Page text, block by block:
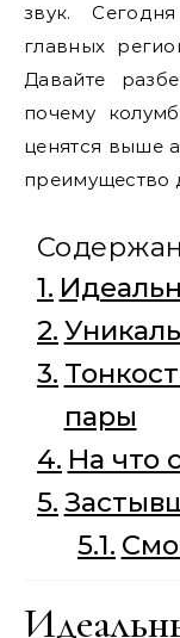
звук.
главных
Давайте
почему
ценятся выше
преимущество
пары
На что